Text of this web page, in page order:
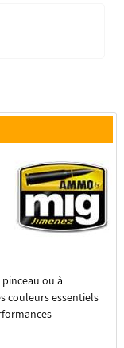
ou à
couleurs essentiels